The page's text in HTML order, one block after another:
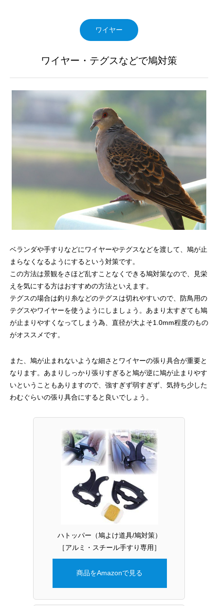
ワイヤー
ワイヤー・テグスなどで鳩対策
ベランダや手すりなどにワイヤーやテグスなどを渡して、鳩が止
まらなくなるようにするという対策です。
この方法は景観をさほど乱すことなくできる鳩対策なので、見栄
えを気にする方はおすすめの方法といえます。
テグスの場合は釣り糸などのテグスは切れやすいので、防鳥用の
テグスやワイヤーを使うようにしましょう。あまり太すぎても鳩
が止まりやすくなってしまう為、直径が大よそ1.0mm程度のもの
がオススメです。
また、鳩が止まれないような細さとワイヤーの張り具合が重要と
なります。あまりしっかり張りすぎると鳩が逆に鳩が止まりやす
いということもありますので、強すぎず弱すぎず、気持ち少した
わむぐらいの張り具合にすると良いでしょう。
ハトッパー（鳩よけ道具/鳩対策）
［アルミ・スチール手すり専用］
商品をAmazonで見る